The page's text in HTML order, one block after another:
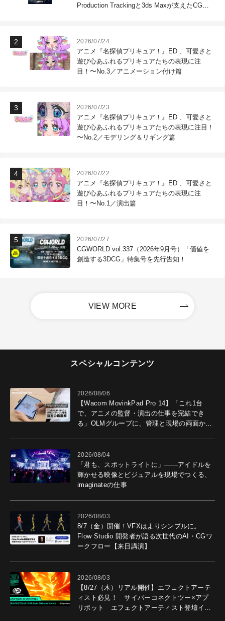
Production Trackingと3ds Maxが支えたCG制
2026/07/24
アニメ『名探偵プリキュア！』ED 、可愛さと
遊び心あふれるプリキュアたちの表現に注
目！〜No.3／アニメーション付け篇
2026/07/23
アニメ『名探偵プリキュア！』ED 、可愛さと
遊び心あふれるプリキュアたちの表現に注目！
〜No.2／モデリング＆リギング篇
2026/07/22
アニメ『名探偵プリキュア！』ED 、可愛さと
遊び心あふれるプリキュアたちの表現に注
目！〜No.1／演出篇
2026/07/27
CGWORLD vol.337（2026年9月号）「価値を
創造する3DCG」特集号を先行告知！
VIEW MORE
スペシャルコンテンツ
2026/08/06
【Wacom MovinkPad Pro 14】「これ1台
で、アニメの監督・演出の仕事を完結でき
る」OLMグループに、管理と現場の両面から
2026/08/04
「君も、スポットライトに」――アイドルを
輝かせる映像とビジュアルを現場でつくる、
imaginateの仕事
2026/08/03
8/7（金）開催！VFXはよりシンプルに。
Flow Studio 開発者が語る次世代のAI・CGワ
ークフロー【来日講演】
2026/08/03
【8/27（木）リアル開催】エフェクトアーテ
ィスト必見！ サイバーコネクトツー×アプ
リボット エフェクトアーティスト登壇イベ